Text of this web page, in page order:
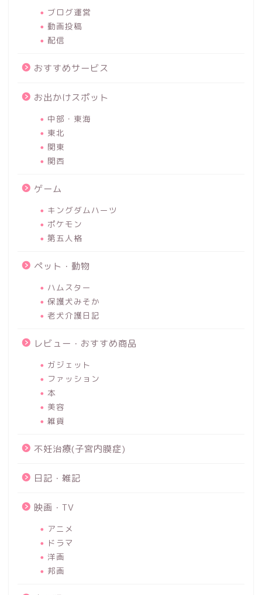
ブログ運営
動画投稿
配信
おすすめサービス
お出かけスポット
中部・東海
東北
関東
関西
ゲーム
キングダムハーツ
ポケモン
第五人格
ペット・動物
ハムスター
保護犬みそか
老犬介護日記
レビュー・おすすめ商品
ガジェット
ファッション
本
美容
雑貨
不妊治療(子宮内膜症)
日記・雑記
映画・TV
アニメ
ドラマ
洋画
邦画